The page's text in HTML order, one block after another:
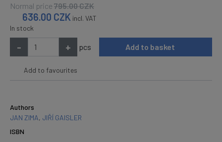
Normal price 795.00CZK
636.00 CZK incl. VAT
In stock
- + pcs Add to basket
Add to favourites
Authors
JAN ZIMA, JIŘÍ GAISLER
ISBN